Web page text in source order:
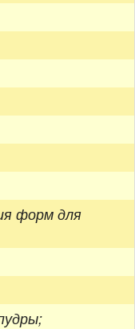
форм для